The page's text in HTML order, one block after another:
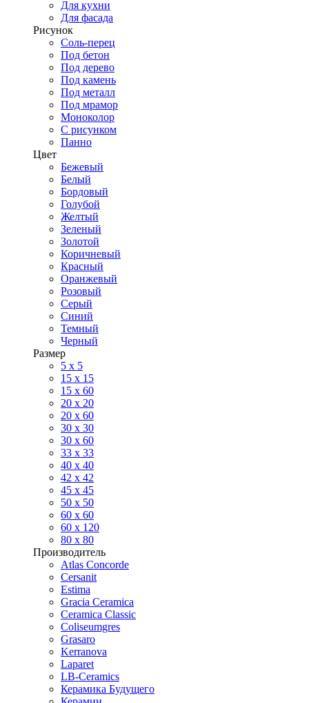
Для кухни
Для фасада
Рисунок
Соль-перец
Под бетон
Под дерево
Под камень
Под металл
Под мрамор
Моноколор
С рисунком
Панно
Цвет
Бежевый
Белый
Бордовый
Голубой
Желтый
Зеленый
Золотой
Коричневый
Красный
Оранжевый
Розовый
Серый
Синий
Темный
Черный
Размер
5 x 5
15 x 15
15 x 60
20 х 20
20 x 60
30 х 30
30 x 60
33 x 33
40 х 40
42 x 42
45 x 45
50 x 50
60 х 60
60 x 120
80 x 80
Производитель
Atlas Concorde
Cersanit
Estima
Gracia Ceramica
Ceramica Classic
Coliseumgres
Grasaro
Kerranova
Laparet
LB-Ceramics
Керамика Будущего